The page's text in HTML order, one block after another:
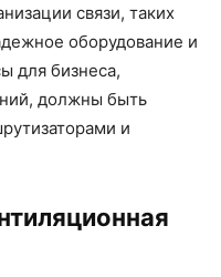
связи, таких
оборудование и
для бизнеса,
должны быть
и